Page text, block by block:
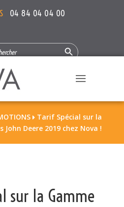
04 84 04 04 00
Search Button
 Tarif Spécial sur la
John Deere 2019 chez Nova !
sur la Gamme